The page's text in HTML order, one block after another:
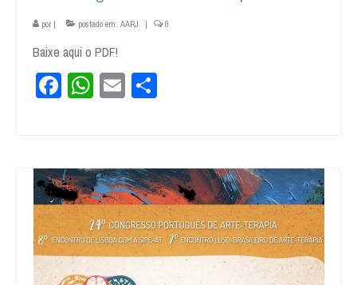
por | postado em: AARJ | 0
Baixe aqui o PDF!
Facebook
WhatsApp
Email